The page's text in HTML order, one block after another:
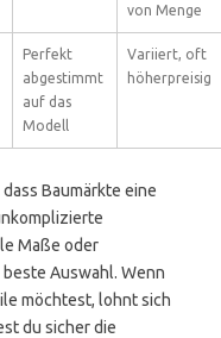
von Menge
Perfekt
abgestimmt
auf das
Modell
Variiert, oft
höherpreisig
Baumärkte eine
Maße oder
Auswahl. Wenn
möchtest, lohnt sich
du sicher die